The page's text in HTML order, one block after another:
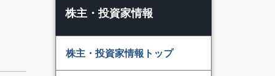
株主・投資家情報
株主・投資家情報トップ